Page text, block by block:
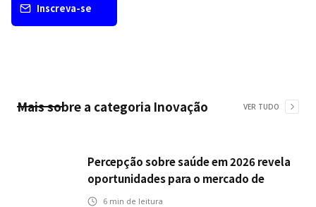
Inscreva-se
Mais sobre a categoria Inovação VER TUDO
Percepção sobre saúde em 2026 revela
oportunidades para o mercado de
seguros ampliar cobertura e prevenção
6 min de leitura